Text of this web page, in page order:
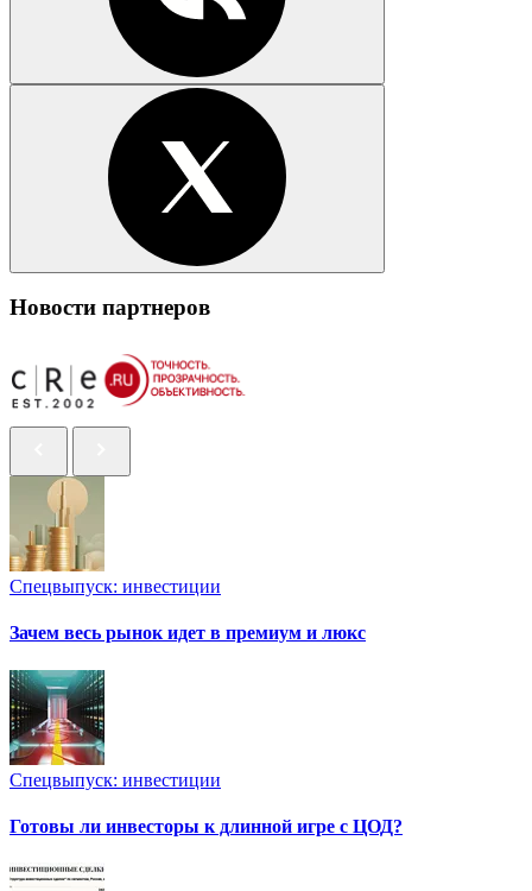
Новости партнеров
Спецвыпуск: инвестиции
Зачем весь рынок идет в премиум и люкс
Спецвыпуск: инвестиции
Готовы ли инвесторы к длинной игре с ЦОД?